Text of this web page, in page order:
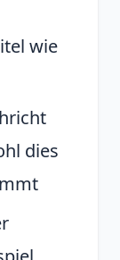
wie
dies